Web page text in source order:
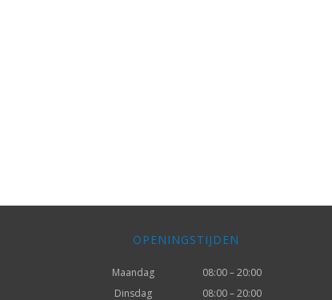
OPENINGSTIJDEN
Maandag
08:00 – 20:00
Dinsdag
08:00 – 20:00